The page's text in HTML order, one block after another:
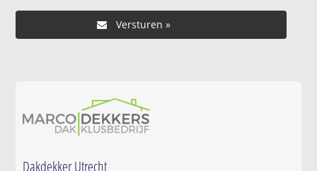
Dakdekker Utrecht